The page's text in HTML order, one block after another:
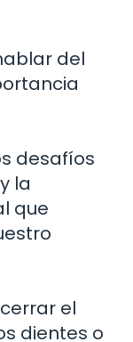
del
desafíos
la
que
el
dientes o